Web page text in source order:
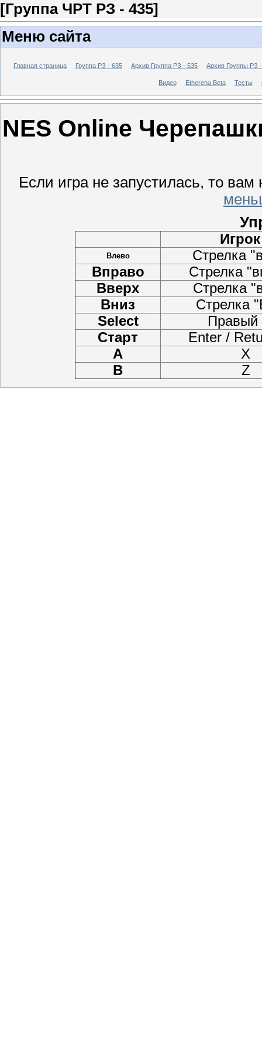
[Группа ЧРТ РЗ - 435]
Меню сайта
Главная страница Группа РЗ - 635 Архив Группа РЗ - 535 Архив Группы РЗ
Видео Etherena Beta Тесты
NES Online
Если игра не запустилась, то
Влево
Стрелка
Вправо
Стрелка
Вверх
Стрелка
Вниз
Стрелка
Select
Правый
Старт
Enter /
A
X
B
Z